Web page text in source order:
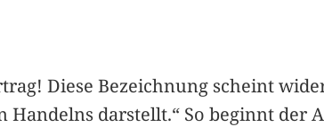
Diese Bezeichnung scheint
Handelns darstellt.“ So beginnt